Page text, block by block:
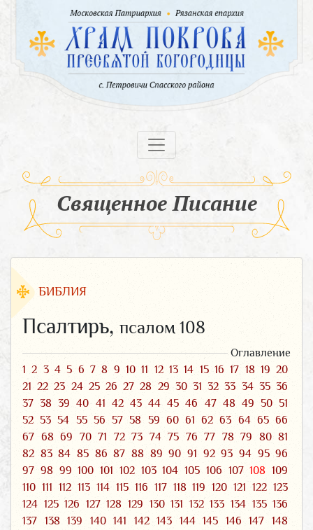
Священное Писание
БИБЛИЯ
Псалтирь, псалом 108
Оглавление
1 2 3 4 5 6 7 8 9 10 11 12 13 14 15 16 17 18 19 20
21 22 23 24 25 26 27 28 29 30 31 32 33 34 35 36
37 38 39 40 41 42 43 44 45 46 47 48 49 50 51
52 53 54 55 56 57 58 59 60 61 62 63 64 65 66
67 68 69 70 71 72 73 74 75 76 77 78 79 80 81
82 83 84 85 86 87 88 89 90 91 92 93 94 95 96
97 98 99 100 101 102 103 104 105 106 107 108 109
110 111 112 113 114 115 116 117 118 119 120 121 122 123
124 125 126 127 128 129 130 131 132 133 134 135 136
137
138 139 140 141 142 143 144 145 146 147
148